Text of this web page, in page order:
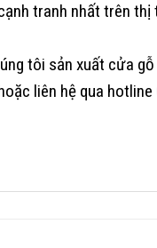
tranh nhất trên
tôi sản xuất cửa
liên hệ qua